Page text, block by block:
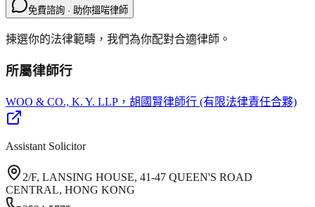
免費諮詢 · 助你搵啱律師
揀選你的法律範疇，我們為你配對合適律師。
所屬律師行
WOO & CO., K. Y. LLP ，胡國賢律師行 (有限法律責任合夥)
Assistant Solicitor
2/F, LANSING HOUSE, 41-47 QUEEN'S ROAD
CENTRAL, HONG KONG